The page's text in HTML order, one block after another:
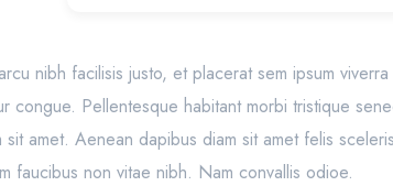
nibh facilisis justo, et placerat sem ipsum
congue. Pellentesque habitant morbi tristique
amet. Aenean dapibus diam sit amet felis
faucibus non vitae nibh. Nam convallis odioe.